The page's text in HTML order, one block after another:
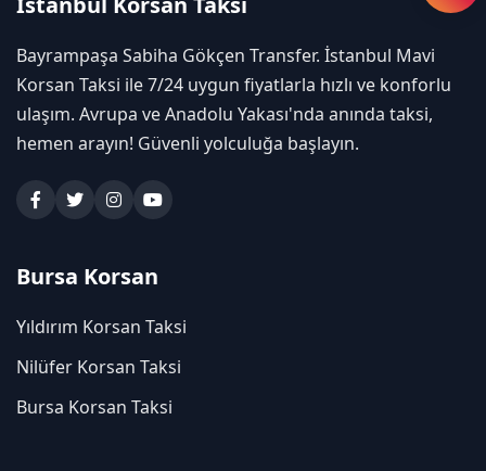
Bayrampaşa Sabiha Gökçen Transfer. İstanbul Mavi
Korsan Taksi ile 7/24 uygun fiyatlarla hızlı ve konforlu
ulaşım. Avrupa ve Anadolu Yakası'nda anında taksi,
hemen arayın! Güvenli yolculuğa başlayın.
Bursa Korsan
Yıldırım Korsan Taksi
Nilüfer Korsan Taksi
Bursa Korsan Taksi